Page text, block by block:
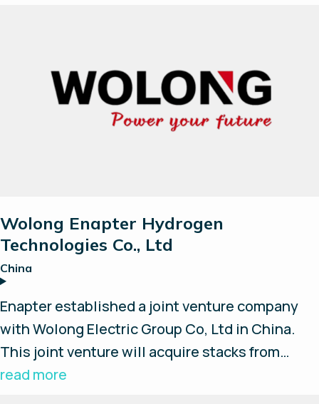
Wolong Enapter Hydrogen
Technologies Co., Ltd
China
Enapter established a joint venture company
with Wolong Electric Group Co, Ltd in China.
This joint venture will acquire stacks from
Enapter (manufactured in Pisa, Italy) and
read more